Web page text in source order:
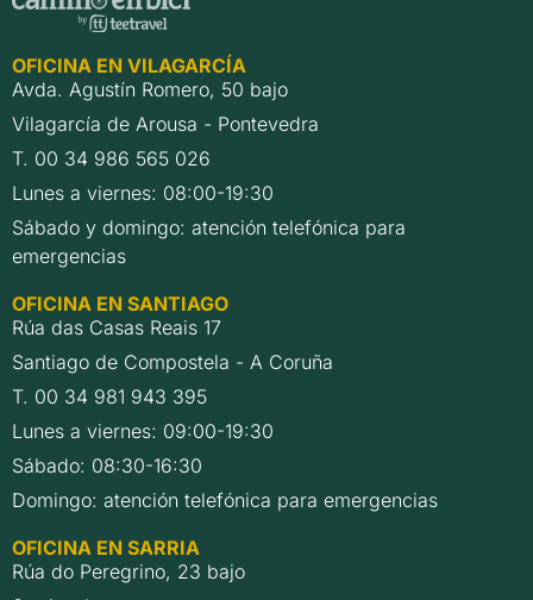
OFICINA EN VILAGARCÍA
Avda. Agustín Romero, 50 bajo
Vilagarcía de Arousa - Pontevedra
T. 00 34 986 565 026
Lunes a viernes: 08:00-19:30
Sábado y domingo: atención telefónica para
emergencias
OFICINA EN SANTIAGO
Rúa das Casas Reais 17
Santiago de Compostela - A Coruña
T. 00 34 981 943 395
Lunes a viernes: 09:00-19:30
Sábado: 08:30-16:30
Domingo: atención telefónica para emergencias
OFICINA EN SARRIA
Rúa do Peregrino, 23 bajo